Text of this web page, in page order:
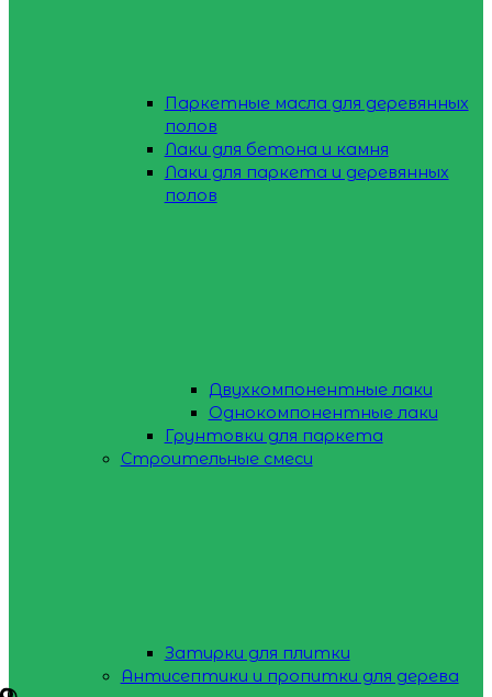
Паркетные масла для деревянных
полов
Лаки для бетона и камня
Лаки для паркета и деревянных
полов
Двухкомпонентные лаки
Однокомпонентные лаки
Грунтовки для паркета
Строительные смеси
Затирки для плитки
Антисептики и пропитки для дерева